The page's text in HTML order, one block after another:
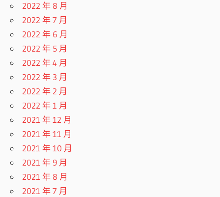
2022 年 8 月
2022 年 7 月
2022 年 6 月
2022 年 5 月
2022 年 4 月
2022 年 3 月
2022 年 2 月
2022 年 1 月
2021 年 12 月
2021 年 11 月
2021 年 10 月
2021 年 9 月
2021 年 8 月
2021 年 7 月